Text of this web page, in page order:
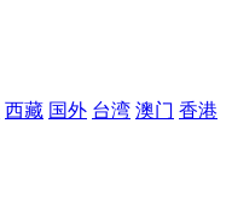
西藏 国外 台湾 澳门 香港